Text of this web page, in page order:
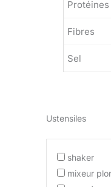
Protéines
Fibres
Sel
Ustensiles
shaker
mixeur